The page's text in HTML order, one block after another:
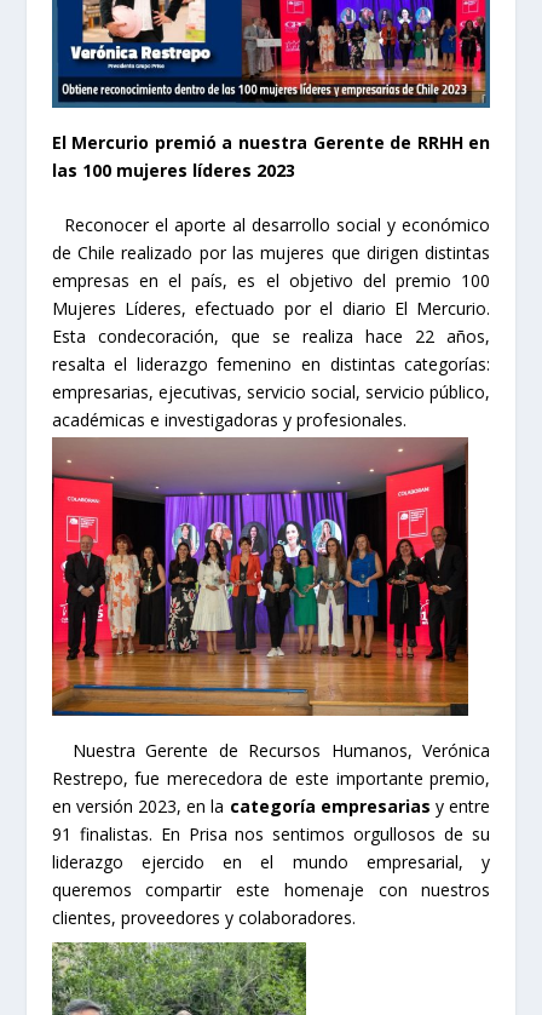
El Mercurio premió a nuestra Gerente de RRHH en
las 100 mujeres líderes 2023
Reconocer el aporte al desarrollo social y económico
de Chile realizado por las mujeres que dirigen distintas
empresas en el país, es el objetivo del premio 100
Mujeres Líderes, efectuado por el diario El Mercurio.
Esta condecoración, que se realiza hace 22 años,
resalta el liderazgo femenino en distintas categorías:
empresarias, ejecutivas, servicio social, servicio público,
académicas e investigadoras y profesionales.
Nuestra Gerente de Recursos Humanos, Verónica
Restrepo, fue merecedora de este importante premio,
en versión 2023, en la categoría empresarias y entre
91 finalistas. En Prisa nos sentimos orgullosos de su
liderazgo ejercido en el mundo empresarial, y
queremos compartir este homenaje con nuestros
clientes, proveedores y colaboradores.